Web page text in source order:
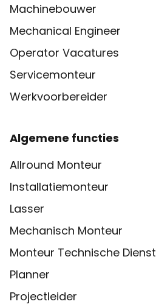
Machinebouwer
Mechanical Engineer
Operator Vacatures
Servicemonteur
Werkvoorbereider
Algemene functies
Allround Monteur
Installatiemonteur
Lasser
Mechanisch Monteur
Monteur Technische Dienst
Planner
Projectleider